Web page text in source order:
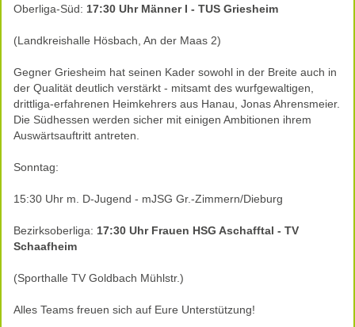
Oberliga-Süd: 17:30 Uhr Männer I - TUS Griesheim
(Landkreishalle Hösbach, An der Maas 2)
Gegner Griesheim hat seinen Kader sowohl in der Breite auch in
der Qualität deutlich verstärkt - mitsamt des wurfgewaltigen,
drittliga-erfahrenen Heimkehrers aus Hanau, Jonas Ahrensmeier.
Die Südhessen werden sicher mit einigen Ambitionen ihrem
Auswärtsauftritt antreten.
Sonntag:
15:30 Uhr m. D-Jugend - mJSG Gr.-Zimmern/Dieburg
Bezirksoberliga: 17:30 Uhr Frauen HSG Aschafftal - TV
Schaafheim
(Sporthalle TV Goldbach Mühlstr.)
Alles Teams freuen sich auf Eure Unterstützung!